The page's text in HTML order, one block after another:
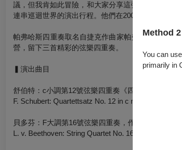
Method 2
You can
primarily in
議，但我肯如此冒險，和大家分享這張獨特的CD有
連串巡迴世界的演出行程。他們在2007-2009年參
帕弗哈斯四重奏取名自捷克作曲家帕弗哈斯（Pavel
營，留下三首精彩的弦樂四重奏。
▍演出曲目
舒伯特：c小調第12號弦樂四重奏《四重奏斷章》
F. Schubert: Quartettsatz No. 12 in c minor, D. 703
貝多芬：F大調第16號弦樂四重奏，作品135
L. v. Beethoven: String Quartet No. 16 in F major, Op.